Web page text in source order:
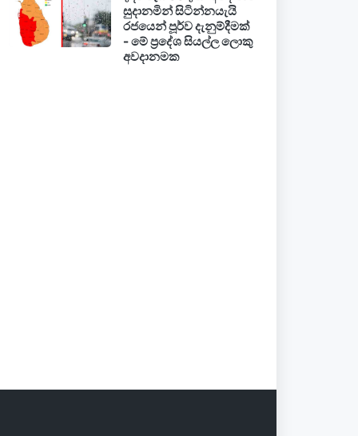
සුදානමින් සිටින්නයැයි
රජයෙන් පූර්ව දැනුම්දීමක්
- මේ ප්‍රදේශ සියල්ල ලොකු
අවදානමක